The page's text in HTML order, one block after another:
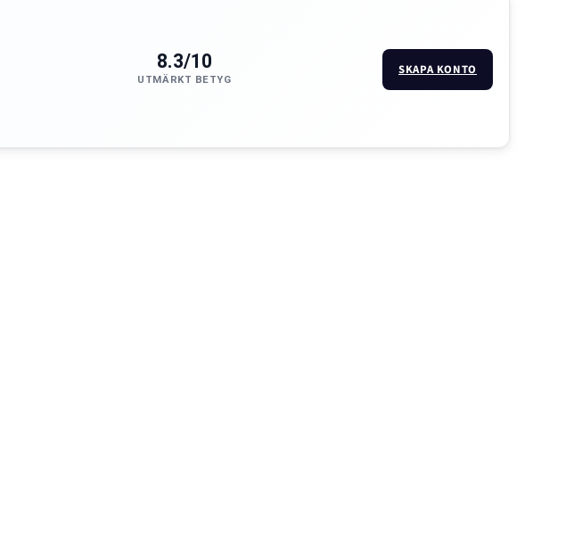
8.3/10
UTMÄRKT BETYG
SKAPA KONTO